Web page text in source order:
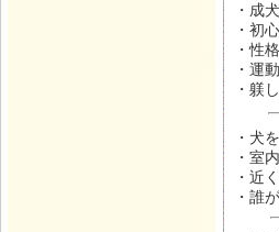
・成
・初
・性
・運
・躾
・犬
・室
・近
・誰